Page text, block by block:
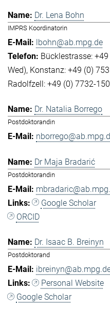
Dr. Lena Bohn
IMPRS Koordinatorin
lbohn@ab.mpg.de
Bücklestrasse:
Wed) Konstanz: +49 (0)
Radolfzell: +49 (0) 7732-
Dr. Natalia Borrego
Postdoktorandin
Dr Maja Bradarić
Postdoktorandin
Google Scholar
ORCID
Dr. Isaac B. Breinyn
Postdoktorand
Personal Website
Google Scholar